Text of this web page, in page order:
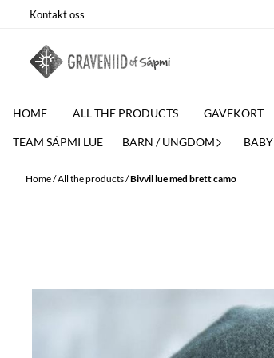
Skip to content
Kontakt oss
HOME ALL THE PRODUCTS GAVEKORT
TEAM SÁPMI LUE BARN / UNGDOM BABY
Home/All the products/Bivvil lue med brett camo